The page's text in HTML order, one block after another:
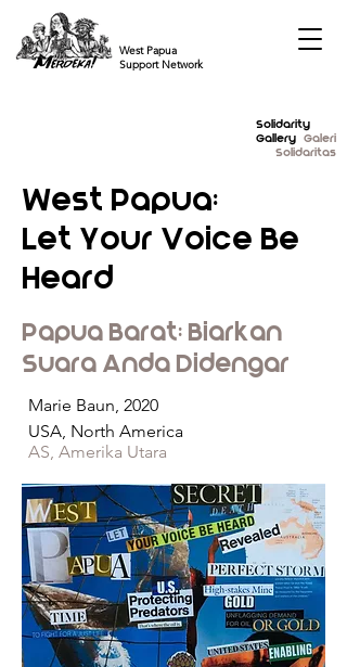
West Papua
Support Network
Solidarity
Gallery Galeri
Solidaritas
West Papua:
Let Your Voice Be
Heard
Papua Barat: Biarkan
Suara Anda Didengar
Marie Baun, 2020
USA, North America
AS, Amerika Utara